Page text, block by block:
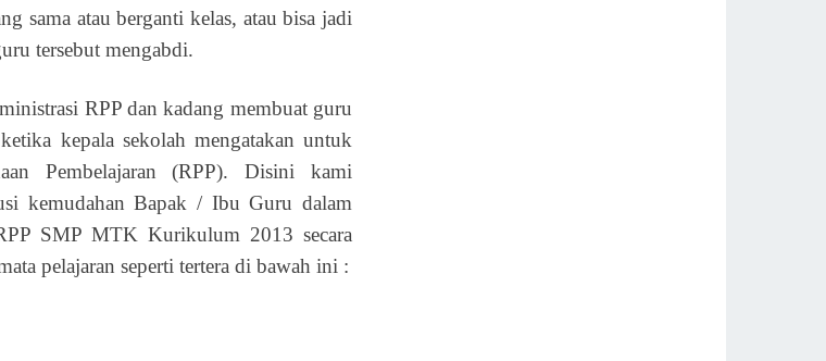
sama atau berganti kelas, atau bisa jadi
tersebut mengabdi.
RPP dan kadang membuat guru
kepala sekolah mengatakan untuk
Pembelajaran (RPP). Disini kami
kemudahan Bapak / Ibu Guru dalam
SMP MTK Kurikulum 2013 secara
pelajaran seperti tertera di bawah ini :